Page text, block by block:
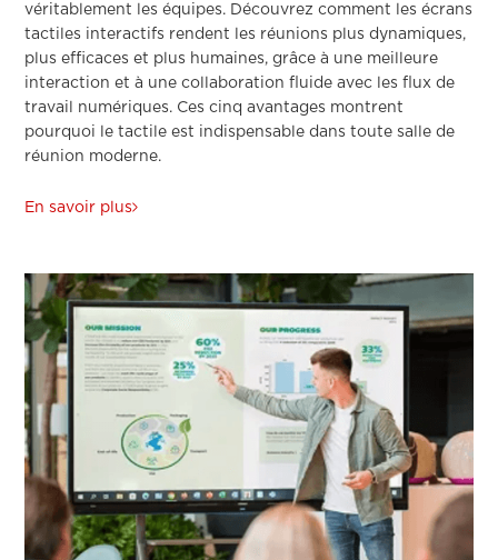
véritablement les équipes. Découvrez comment les écrans
tactiles interactifs rendent les réunions plus dynamiques,
plus efficaces et plus humaines, grâce à une meilleure
interaction et à une collaboration fluide avec les flux de
travail numériques. Ces cinq avantages montrent
pourquoi le tactile est indispensable dans toute salle de
réunion moderne.
En savoir plus